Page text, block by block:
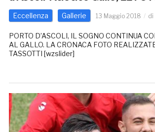
Eccellenza Gallerie 13 Maggio 2018 di
PORTO D’ASCOLI, IL SOGNO CONTINUA
AL GALLO. LA CRONACA FOTO
TASSOTTI [wzslider]